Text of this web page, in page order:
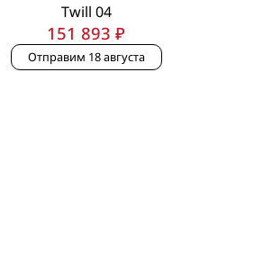
Twill 04
151 893 ₽
Отправим 18 августа